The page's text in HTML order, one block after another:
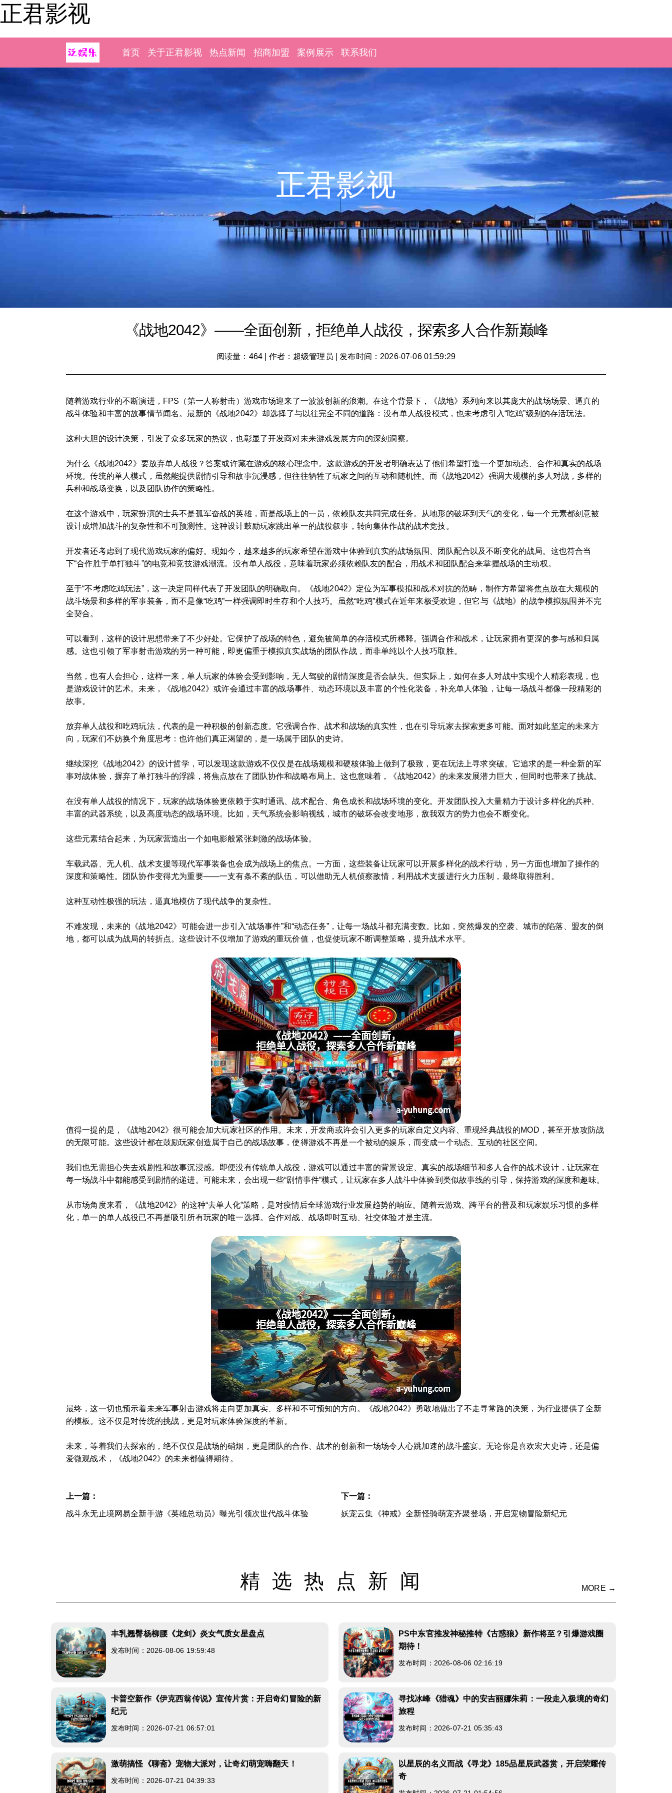
正君影视
首页 关于正君影视 热点新闻 招商加盟 案例展示 联系我们
正君影视
《战地2042》——全面创新，拒绝单人战役，探索多人合作新巅峰
阅读量：464 作者：超级管理员 发布时间：2026-07-06 01:59:29
随着游戏行业的不断演进，FPS（第一人称射击）游戏市场迎来了一波波创新的浪潮。在这个背景下，《战地》系列向来以其庞大的战场场景、逼真的
战斗体验和丰富的故事情节闻名。最新的《战地2042》却选择了与以往完全不同的道路：没有单人战役模式，也未考虑引入“吃鸡”级别的存活玩法。
这种大胆的设计决策，引发了众多玩家的热议，也彰显了开发商对未来游戏发展方向的深刻洞察。
为什么《战地2042》要放弃单人战役？答案或许藏在游戏的核心理念中。这款游戏的开发者明确表达了他们希望打造一个更加动态、合作和真实的战场
环境。传统的单人模式，虽然能提供剧情引导和故事沉浸感，但往往牺牲了玩家之间的互动和随机性。而《战地2042》强调大规模的多人对战，多样的
兵种和战场变换，以及团队协作的策略性。
在这个游戏中，玩家扮演的士兵不是孤军奋战的英雄，而是战场上的一员，依赖队友共同完成任务。从地形的破坏到天气的变化，每一个元素都刻意被
设计成增加战斗的复杂性和不可预测性。这种设计鼓励玩家跳出单一的战役叙事，转向集体作战的战术竞技。
开发者还考虑到了现代游戏玩家的偏好。现如今，越来越多的玩家希望在游戏中体验到真实的战场氛围、团队配合以及不断变化的战局。这也符合当
下“合作胜于单打独斗”的电竞和竞技游戏潮流。没有单人战役，意味着玩家必须依赖队友的配合，用战术和团队配合来掌握战场的主动权。
至于“不考虑吃鸡玩法”，这一决定同样代表了开发团队的明确取向。《战地2042》定位为军事模拟和战术对抗的范畴，制作方希望将焦点放在大规模的
战斗场景和多样的军事装备，而不是像“吃鸡”一样强调即时生存和个人技巧。虽然“吃鸡”模式在近年来极受欢迎，但它与《战地》的战争模拟氛围并不完
全契合。
可以看到，这样的设计思想带来了不少好处。它保护了战场的特色，避免被简单的存活模式所稀释。强调合作和战术，让玩家拥有更深的参与感和归属
感。这也引领了军事射击游戏的另一种可能，即更偏重于模拟真实战场的团队作战，而非单纯以个人技巧取胜。
当然，也有人会担心，这样一来，单人玩家的体验会受到影响，无人驾驶的剧情深度是否会缺失。但实际上，如何在多人对战中实现个人精彩表现，也
是游戏设计的艺术。未来，《战地2042》或许会通过丰富的战场事件、动态环境以及丰富的个性化装备，补充单人体验，让每一场战斗都像一段精彩的
故事。
放弃单人战役和吃鸡玩法，代表的是一种积极的创新态度。它强调合作、战术和战场的真实性，也在引导玩家去探索更多可能。面对如此坚定的未来方
向，玩家们不妨换个角度思考：也许他们真正渴望的，是一场属于团队的史诗。
继续深挖《战地2042》的设计哲学，可以发现这款游戏不仅仅是在战场规模和硬核体验上做到了极致，更在玩法上寻求突破。它追求的是一种全新的军
事对战体验，摒弃了单打独斗的浮躁，将焦点放在了团队协作和战略布局上。这也意味着，《战地2042》的未来发展潜力巨大，但同时也带来了挑战。
在没有单人战役的情况下，玩家的战场体验更依赖于实时通讯、战术配合、角色成长和战场环境的变化。开发团队投入大量精力于设计多样化的兵种、
丰富的武器系统，以及高度动态的战场环境。比如，天气系统会影响视线，城市的破坏会改变地形，敌我双方的势力也会不断变化。
这些元素结合起来，为玩家营造出一个如电影般紧张刺激的战场体验。
车载武器、无人机、战术支援等现代军事装备也会成为战场上的焦点。一方面，这些装备让玩家可以开展多样化的战术行动，另一方面也增加了操作的
深度和策略性。团队协作变得尤为重要——一支有条不紊的队伍，可以借助无人机侦察敌情，利用战术支援进行火力压制，最终取得胜利。
这种互动性极强的玩法，逼真地模仿了现代战争的复杂性。
不难发现，未来的《战地2042》可能会进一步引入“战场事件”和“动态任务”，让每一场战斗都充满变数。比如，突然爆发的空袭、城市的陷落、盟友的倒
地，都可以成为战局的转折点。这些设计不仅增加了游戏的重玩价值，也促使玩家不断调整策略，提升战术水平。
值得一提的是，《战地2042》很可能会加大玩家社区的作用。未来，开发商或许会引入更多的玩家自定义内容、重现经典战役的MOD，甚至开放攻防战
的无限可能。这些设计都在鼓励玩家创造属于自己的战场故事，使得游戏不再是一个被动的娱乐，而变成一个动态、互动的社区空间。
我们也无需担心失去戏剧性和故事沉浸感。即便没有传统单人战役，游戏可以通过丰富的背景设定、真实的战场细节和多人合作的战术设计，让玩家在
每一场战斗中都能感受到剧情的递进。可能未来，会出现一些“剧情事件”模式，让玩家在多人战斗中体验到类似故事线的引导，保持游戏的深度和趣味。
从市场角度来看，《战地2042》的这种“去单人化”策略，是对疫情后全球游戏行业发展趋势的响应。随着云游戏、跨平台的普及和玩家娱乐习惯的多样
化，单一的单人战役已不再是吸引所有玩家的唯一选择。合作对战、战场即时互动、社交体验才是主流。
最终，这一切也预示着未来军事射击游戏将走向更加真实、多样和不可预知的方向。《战地2042》勇敢地做出了不走寻常路的决策，为行业提供了全新
的模板。这不仅是对传统的挑战，更是对玩家体验深度的革新。
未来，等着我们去探索的，绝不仅仅是战场的硝烟，更是团队的合作、战术的创新和一场场令人心跳加速的战斗盛宴。无论你是喜欢宏大史诗，还是偏
爱微观战术，《战地2042》的未来都值得期待。
上一篇：
战斗永无止境网易全新手游《英雄总动员》曝光引领次世代战斗体验
下一篇：
妖宠云集《神戒》全新怪骑萌宠齐聚登场，开启宠物冒险新纪元
精选热点新闻 MORE →
丰乳翘臀杨柳腰《龙剑》炎女气质女星盘点
发布时间：2026-08-06 19:59:48
PS中东官推发神秘推特《古惑狼》新作将至？引爆游戏圈
期待！
发布时间：2026-08-06 02:16:19
卡普空新作《伊克西翁传说》宣传片赏：开启奇幻冒险的新
纪元
发布时间：2026-07-21 06:57:01
寻找冰峰《猎魂》中的安吉丽娜朱莉：一段走入极境的奇幻
旅程
发布时间：2026-07-21 05:35:43
激萌搞怪《聊斋》宠物大派对，让奇幻萌宠嗨翻天！
发布时间：2026-07-21 04:39:33
以星辰的名义而战《寻龙》185品星辰武器赏，开启荣耀传
奇